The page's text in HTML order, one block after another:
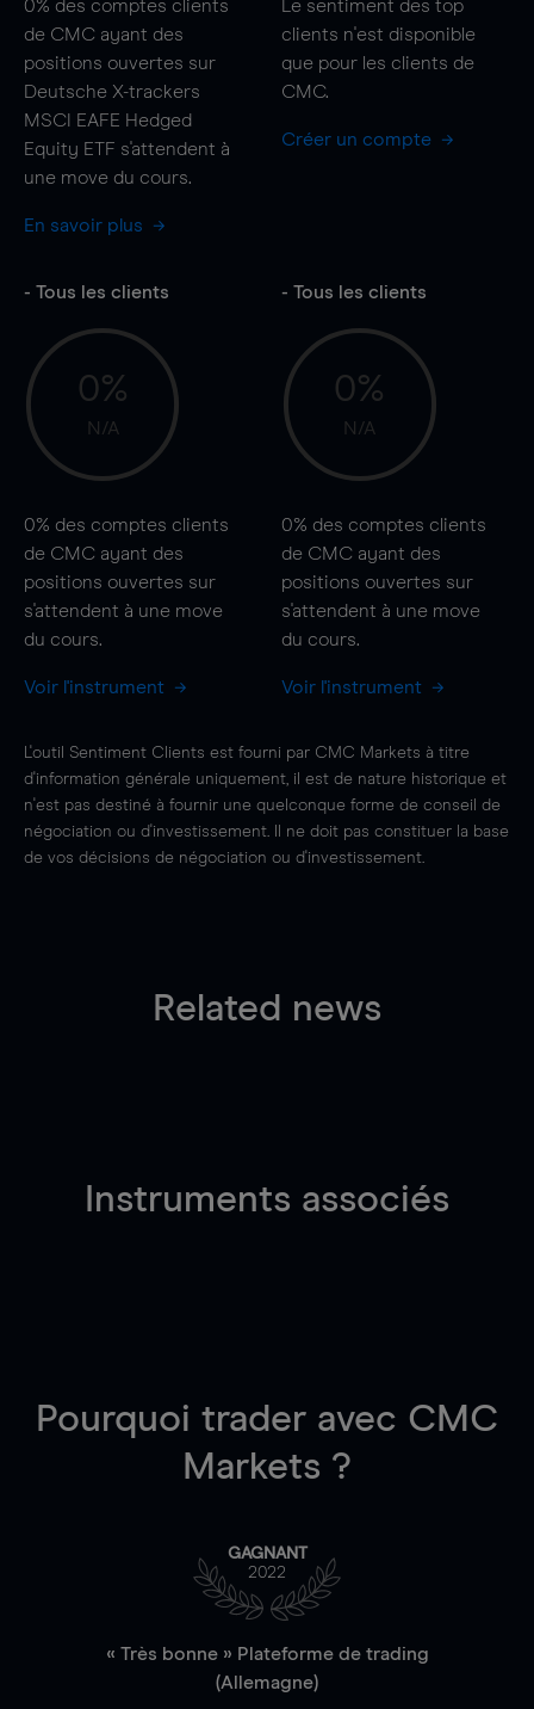
0% des comptes clients
de CMC ayant des
positions ouvertes sur
Deutsche X-trackers
MSCI EAFE Hedged
Equity ETF s'attendent à
une move du cours.
En savoir plus
Le sentiment des top
clients n'est disponible
que pour les clients de
CMC.
Créer un compte
- Tous les clients
0%
N/A
0% des comptes clients
de CMC ayant des
positions ouvertes sur
s'attendent à une move
du cours.
Voir l'instrument
- Tous les clients
0%
N/A
0% des comptes clients
de CMC ayant des
positions ouvertes sur
s'attendent à une move
du cours.
Voir l'instrument
L'outil Sentiment Clients est fourni par CMC Markets à titre
d'information générale uniquement, il est de nature historique et
n'est pas destiné à fournir une quelconque forme de conseil de
négociation ou d'investissement. Il ne doit pas constituer la base
de vos décisions de négociation ou d'investissement.
Related news
Instruments associés
Pourquoi trader avec CMC
Markets ?
GAGNANT
2022
« Très bonne » Plateforme de trading
(Allemagne)